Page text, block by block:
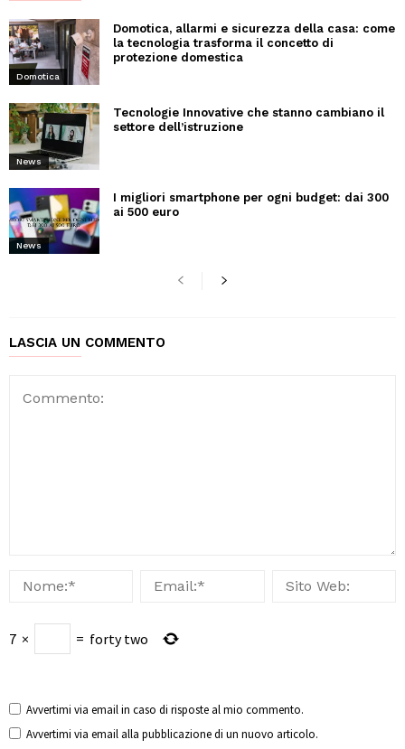
Domotica
Domotica, allarmi e sicurezza della casa: come
la tecnologia trasforma il concetto di
protezione domestica
News
Tecnologie Innovative che stanno cambiano il
settore dell’istruzione
News
I migliori smartphone per ogni budget: dai 300
ai 500 euro
LASCIA UN COMMENTO
7 × = forty two
Avvertimi via email in caso di risposte al mio commento.
Avvertimi via email alla pubblicazione di un nuovo articolo.